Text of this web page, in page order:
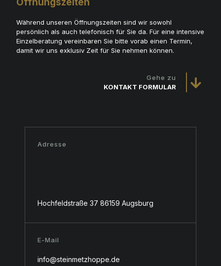
Während unseren Öffnungszeiten sind wir sowohl
persönlich als auch telefonisch für Sie da. Für eine intensive
Einzelberatung vereinbaren Sie bitte vorab einen Termin,
damit wir uns exklusiv Zeit für Sie nehmen können.
Gehe zu
KONTAKT FORMULAR
Adresse
Hochfeldstraße 37 86159 Augsburg
E-Mail
info@steinmetzhoppe.de